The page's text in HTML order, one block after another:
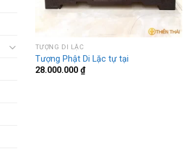
TƯỢNG DI LẶC
Tượng Phật Di Lặc tự tại
28.000.000 ₫